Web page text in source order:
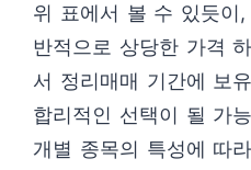
위 표에서 볼 수 있듯이
반적으로 상당한 가격
서 정리매매 기간에 보
합리적인 선택이 될 가
개별 종목의 특성에 따